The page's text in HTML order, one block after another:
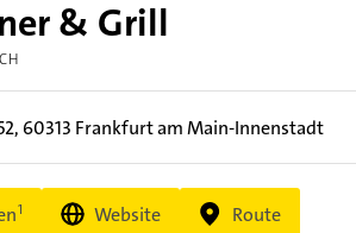
& Grill
60313 Frankfurt am Main-Innenstadt
Website Route